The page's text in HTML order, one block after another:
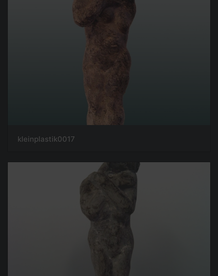
kleinplastik0017